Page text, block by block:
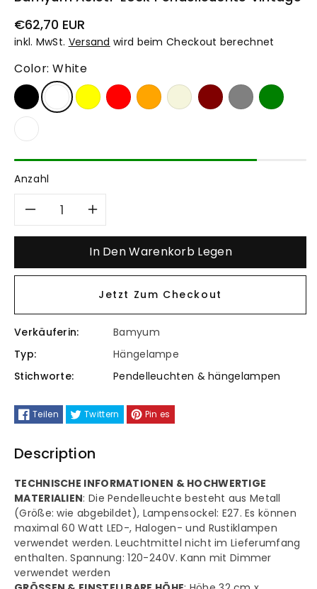
Normaler
Preis
€62,70 EUR
inkl. MwSt. Versand wird beim Checkout berechnet
Color:White
Anzahl
Verringere
Menge
für
Bamyum
Asletl-
Lock
Vintage
Erhöhe
die
Menge
für
Bamyum
Asletl-
Lock
Vintage
In Den Warenkorb Legen
Jetzt Zum Checkout
Verkäuferin:
Bamyum
Typ:
Hängelampe
Stichworte:
Pendelleuchten & hängelampen
Teilen Twittern Pin es
Description
TECHNISCHE INFORMATIONEN & HOCHWERTIGE
MATERIALIEN: Die Pendelleuchte besteht aus Metall
(Größe: wie abgebildet), Lampensockel: E27. Es können
maximal 60 Watt LED-, Halogen- und Rustiklampen
verwendet werden. Leuchtmittel nicht im Lieferumfang
enthalten. Spannung: 120-240V. Kann mit Dimmer
verwendet werden